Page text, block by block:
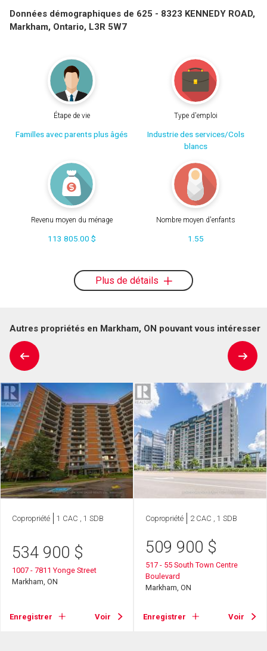
Données démographiques de 625 - 8323 KENNEDY ROAD,
Markham, Ontario, L3R 5W7
Étape de vie
Familles avec parents plus âgés
Type d'emploi
Industrie des services/Cols
blancs
Revenu moyen du ménage
113 805.00 $
Nombre moyen d'enfants
1.55
Plus de détails
Autres propriétés en Markham, ON pouvant vous intéresser
Copropriété 1 CAC , 1 SDB
534 900 $
1007 - 7811 Yonge Street
Markham, ON
Enregistrer Voir
Copropriété 2 CAC , 1 SDB
509 900 $
517 - 55 South Town Centre
Boulevard
Markham, ON
Enregistrer Voir